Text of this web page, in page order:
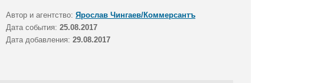
Автор и агентство: Ярослав Чингаев/Коммерсантъ
Дата события: 25.08.2017
Дата добавления: 29.08.2017